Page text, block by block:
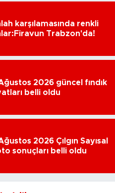
karşılamasında renkli
Trabzon'da!
2026 güncel fındık
belli oldu
2026 Çılgın Sayısal
sonuçları belli oldu